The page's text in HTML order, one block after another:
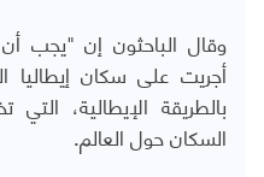
وقال الباحثون إن "يجب أن
أجريت على سكان إيطاليا
بالطريقة الإيطالية،
السكان حول العالم.